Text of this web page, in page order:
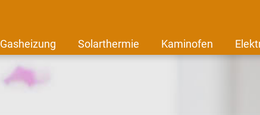
Gasheizung Solarthermie Kaminofen